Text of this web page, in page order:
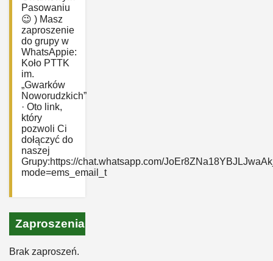
Pasowaniu
😉 ) Masz
zaproszenie
do grupy w
WhatsAppie:
‎Koło PTTK
im.
„Gwarków
Noworudzkich”
· Oto link,
który
pozwoli Ci
dołączyć do
naszej
Grupy:https://chat.whatsapp.com/
mode=ems_email_t
Zaproszenia
Brak zaproszeń.